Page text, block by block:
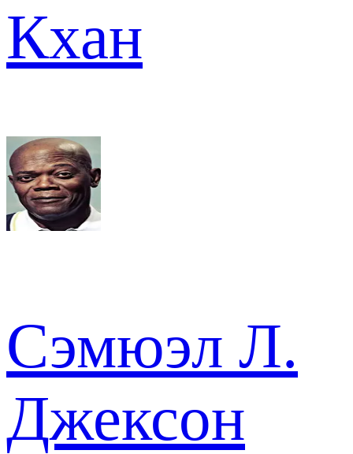
Кхан
Сэмюэл Л.
Джексон